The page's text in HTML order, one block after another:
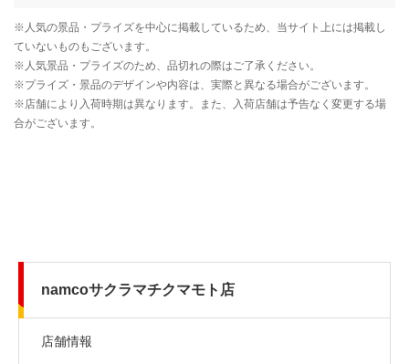
namcoサクラマチクマモト店
店舗情報